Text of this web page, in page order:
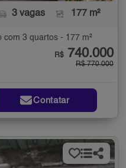
3 vagas 177 m²
com 3 quartos - 177 m²
R$ 740.000
R$ 770.000
Contatar